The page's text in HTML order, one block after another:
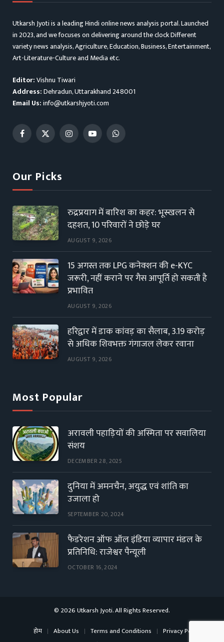
Utkarsh Jyoti is a leading Hindi online news analysis portal. Launched
in 2023, and we focuses on delivering around the clock Different
variety news analysis, Agriculture, Education, Business, Entertainment,
Art-Literature-Culture and Media etc.
Editor:Vishnu Tiwari
Address:Dehradun, Uttarakhand 248001
Email Us:info@utkarshjyoti.com
Facebook
X
InstagramYouTubeWhatsApp
Our Picks
रुद्रप्रयाग में बारिश का कहर: भूस्खलन से
दहशत, 10 परिवारों ने छोड़े घर
AUGUST 9, 2026
15 अगस्त तक LPG कनेक्शन की e-KYC
जरूरी, नहीं कराने पर गैस आपूर्ति हो सकती है
प्रभावित
AUGUST 9, 2026
हरिद्वार में डाक कांवड़ का सैलाब, 3.19 करोड़
से अधिक शिवभक्त गंगाजल लेकर रवाना
AUGUST 9, 2026
Most Popular
अरावली पहाड़ियों की अस्मिता पर सवालिया
संशय
DECEMBER 28, 2025
दुनिया में अमनचैन, अयुद्ध एवं शांति का
उजाला हो
SEPTEMBER 20, 2024
फैडरेशन ऑफ ऑल इंडिया व्यापार मंडल के
प्रतिनिधि: राजेश्वर पैन्यूली
OCTOBER 16, 2024
© 2026 Utkarsh Jyoti. All Rights Reserved.
होम
About Us Terms and Conditions
Privacy Policy